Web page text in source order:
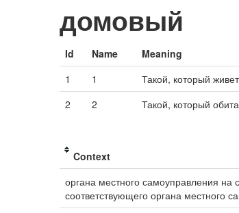
домовый
Id Name Meaning
1
1 Такой, который
2
2 Такой, который
Context
органа местного самоуправления на
соответствующего органа местного